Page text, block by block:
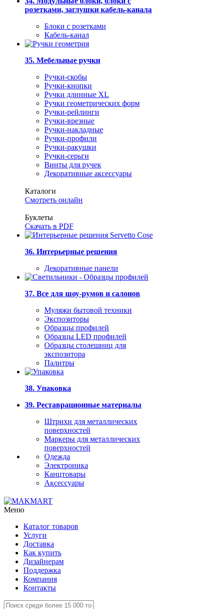
розетками, заглушки кабель-канала
Блоки с розетками
Кабель-канал
35. Мебельные ручки
Ручки-скобы
Ручки-кнопки
Ручки длинные XL
Ручки геометрических форм
Ручки-рейлинги
Ручки-врезные
Ручки-накладные
Ручки-профили
Ручки-ракушки
Ручки-серьги
Винты для ручек
Декоративные аксессуары
Каталоги
Смотреть онлайн
Буклеты
Скачать в PDF
36. Интерьерные решения
Декоративные панели
37. Все для шоу-румов и салонов
Муляжи бытовой техники
Экспозиторы
Образцы профилей
Образцы LED профилей
Образцы столешниц для
экспозитора
Палитры
38. Упаковка
39. Реставрационные материалы
Штрихи для металлических
поверхностей
Маркеры для металлических
поверхностей
Одежда
Электроника
Канцтовары
Аксессуары
Меню
Каталог товаров
Услуги
Доставка
Как купить
Дизайнерам
Поддержка
Компания
Контакты